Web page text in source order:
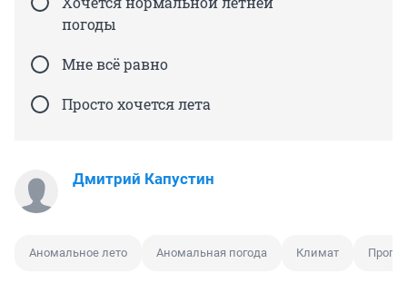
погоды
Мне всё равно
Просто хочется лета
Дмитрий Капустин
Аномальное лето Аномальная погода Климат